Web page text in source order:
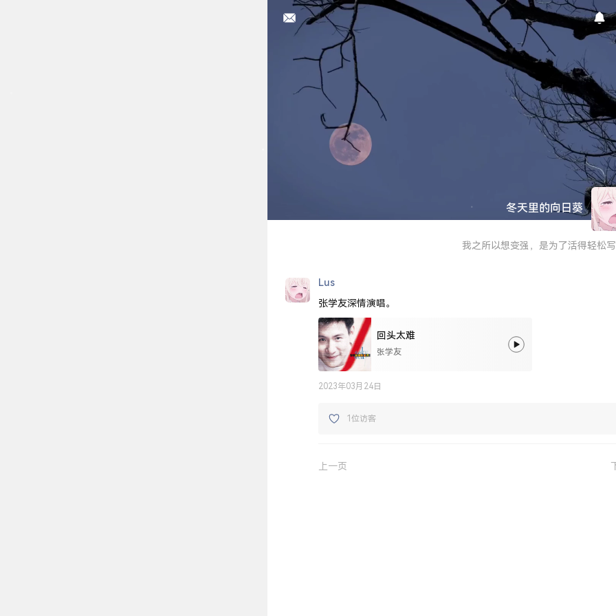
冬天里的向日葵
我之所以想变强，是为了活得轻松
Lus
张学友深情演唱。
回头太难
张学友
2023年03月24日
1位访客
上一页